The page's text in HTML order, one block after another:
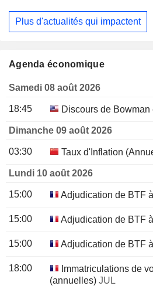
Plus d'actualités qui impactent
Agenda économique
Samedi 08 août 2026
18:45 Discours de Bowman
Dimanche 09 août 2026
03:30 Taux d'Inflation
Lundi 10 août 2026
15:00 Adjudication de BTF
15:00 Adjudication de BTF
15:00 Adjudication de BTF
18:00
Immatriculations de
(annuelles) JUL